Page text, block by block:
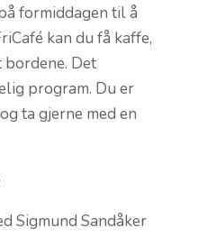
formiddagen til å
kan du få kaffe,
Det
program. Du er
ta gjerne med en
Sigmund Sandåker